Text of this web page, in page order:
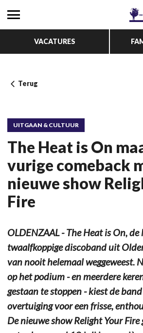
VACATURES
Terug
UITGAAN & CULTUUR
The Heat is On
vurige comeback
nieuwe show
Fire
OLDENZAAL - The Heat is On, de
twaalfkoppige discoband uit
van nooit helemaal weggeweest.
op het podium - en meerdere
gestaan te stoppen - kiest de
overtuiging voor een frisse,
De nieuwe show Relight Your Fire